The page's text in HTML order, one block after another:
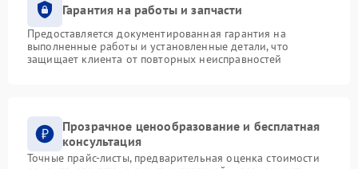
Гарантия на работы и запчасти
Предоставляется документированная гарантия на
выполненные работы и установленные детали, что
защищает клиента от повторных неисправностей
Прозрачное ценообразование и бесплатная
консультация
Точные прайс-листы, предварительная оценка стоимости